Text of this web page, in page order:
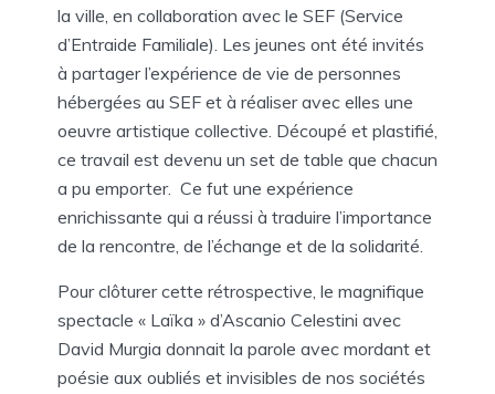
la ville, en collaboration avec le SEF (Service
d’Entraide Familiale). Les jeunes ont été invités
à partager l’expérience de vie de personnes
hébergées au SEF et à réaliser avec elles une
oeuvre artistique collective. Découpé et plastifié,
ce travail est devenu un set de table que chacun
a pu emporter. Ce fut une expérience
enrichissante qui a réussi à traduire l’importance
de la rencontre, de l’échange et de la solidarité.
Pour clôturer cette rétrospective, le magnifique
spectacle « Laïka » d’Ascanio Celestini avec
David Murgia donnait la parole avec mordant et
poésie aux oubliés et invisibles de nos sociétés